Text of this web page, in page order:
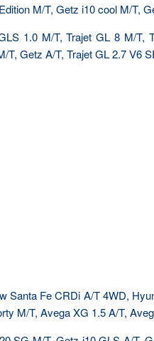
M/T, Getz i10 cool M/T,
1.0 M/T, Trajet GL 8 M/T,
T, Getz A/T, Trajet GL 2.7 V6
Santa Fe CRDi A/T 4WD,
M/T, Avega XG 1.5 A/T,